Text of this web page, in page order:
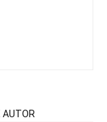
AUTOR